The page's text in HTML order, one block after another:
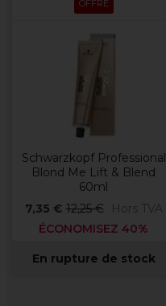
OFFRE
Schwarzkopf Professional
Blond Me Lift & Blend
60ml
7,35 € 12,25 €
Hors TVA
ÉCONOMISEZ 40%
En rupture de stock